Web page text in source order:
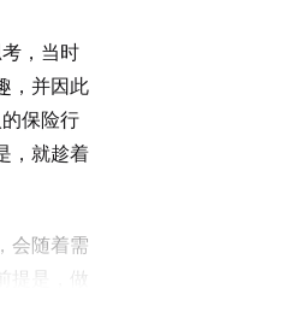
，当时
，并因此
保险行
，就趁着
会随着需
提是，做